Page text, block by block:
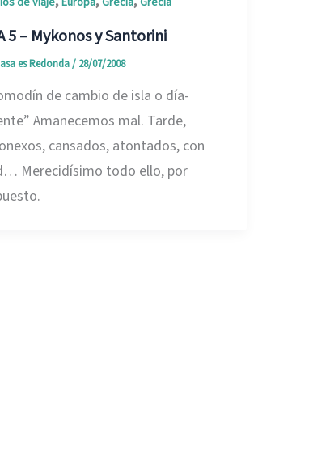
5 – Mykonos y Santorini
es Redonda/ 28/07/2008
de cambio de isla o día-
Amanecemos mal. Tarde,
cansados, atontados, con
Merecidísimo todo ello, por